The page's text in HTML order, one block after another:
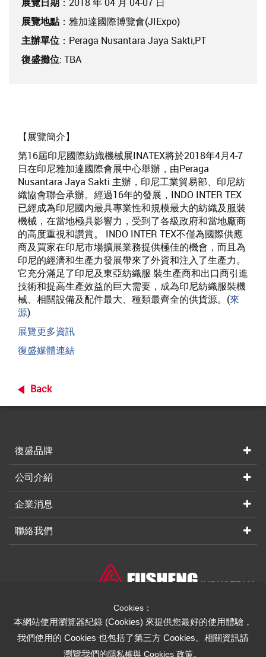
展覽地點：雅加達國際博覽會(JIExpo)
主辦單位 ：Peraga Nusantara Jaya Sakti,PT
復盛攤位: TBA
【展覽簡介】
第16屆印尼國際紡織機械展INATEX將於2018年4月4-7
日在印尼雅加達國際會展中心舉辦，由Peraga
Nusantara Jaya Sakti 主辦，印尼工業貿易部、印尼紡
織協會聯合承辦。經過16年的發展，INDO INTER TEX
已經成為印尼國內最具專業性和規模最大的紡織及服裝
機械，在當地極具影響力，受到了各級政府和當地廠商
的高度重視和讚賞。 INDO INTER TEX不僅為國際供應
商及買家在印尼市場擴展業務提供極佳的機會，而且為
印尼的經濟和生產力發展帶來了外資和注入了生產力。
它充分滿足了印尼及東亞紡織服 裝生產商和出口商引進
技術和提高生產效益的巨大需要，成為印尼紡織服裝機
械、相關設備及配件最大、種類最齊全的供貨源。(來
源)
展覽更多資訊
復盛媒體連結
Back
復盛品牌
公司介紹
企業消息
聯絡我們
INDUSTRIAL
FUSHENG GROUP
Cookies：
本網站使用瀏覽器紀錄 (Cookies) 來提供您最好的使用體驗，
我們使用的 Cookies 也包括了第三方 Cookies。相關資訊請
瀏覽我們的隱私權與 Cookies 政策。